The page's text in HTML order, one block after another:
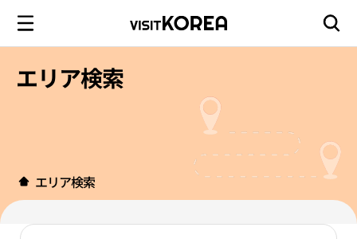
エリア検索
エリア検索